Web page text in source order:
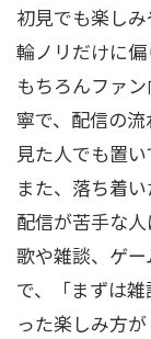
初見でも楽し
輪ノリだけに偏
もちろんファ
寧で、配信の
見た人でも置い
また、落ち着
配信が苦手な人
歌や雑談、ゲ
で、「まずは
った楽しみ方が